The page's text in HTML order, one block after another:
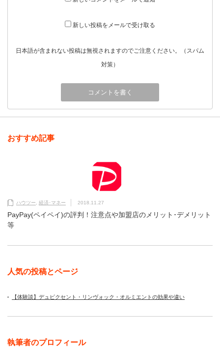
新しい投稿をメールで受け取る
日本語が含まれない投稿は無視されますのでご注意ください。（スパム
対策）
おすすめ記事
ハウツー 経済･マネー 2018.11.27
PayPay(ペイペイ)の評判！注意点や加盟店のメリット･デメリット
等
人気の投稿とページ
【体験談】デュピクセント・リンヴォック・オルミエントの効果や違い
執筆者のプロフィール